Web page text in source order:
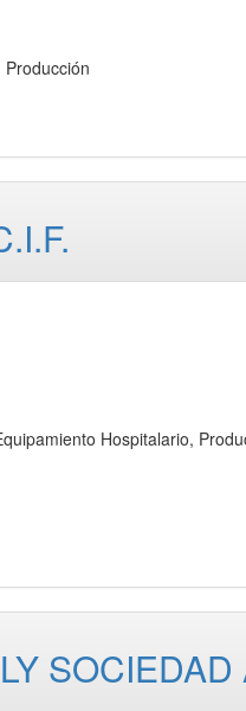
Producción
Hospitalario,